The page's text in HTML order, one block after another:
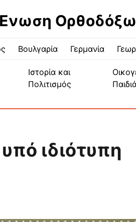
Βουλγαρία Γερμανία
Ιστορία και
Πολιτισμός
ιδιότυπη